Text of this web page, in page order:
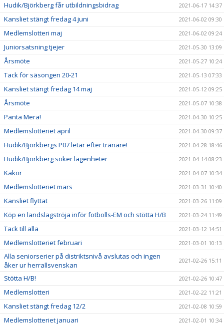
Hudik/Björkberg får utbildningsbidrag 2021-06-17 14:37
Kansliet stängt fredag 4 juni 2021-06-02 09:30
Medlemslotteri maj 2021-06-02 09:24
Juniorsatsning tjejer 2021-05-30 13:09
Årsmöte 2021-05-27 10:24
Tack för säsongen 20-21 2021-05-13 07:33
Kansliet stängt fredag 14 maj 2021-05-12 09:25
Årsmöte 2021-05-07 10:38
Panta Mera! 2021-04-30 10:25
Medlemslotteriet april 2021-04-30 09:37
Hudik/Björkbergs P07 letar efter tränare! 2021-04-28 18:46
Hudik/Björkberg söker lägenheter 2021-04-14 08:23
Kakor 2021-04-07 10:34
Medlemslotteriet mars 2021-03-31 10:40
Kansliet flyttat 2021-03-26 11:09
Köp en landslagströja inför fotbolls-EM och stötta H/B 2021-03-24 11:49
Tack till alla 2021-03-12 14:51
Medlemslotteriet februari 2021-03-01 10:13
Alla seniorserier på distriktsnivå avslutas och ingen
åker ur herrallsvenskan
2021-02-26 15:11
Stötta H/B! 2021-02-26 10:47
Medlemslotteri 2021-02-22 11:21
Kansliet stängt fredag 12/2 2021-02-08 10:59
Medlemslotteriet januari 2021-02-01 10:34